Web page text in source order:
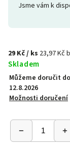
Jsme vám k
29 Kč/ ks 23,97 Kč
Skladem
Můžeme doručit
12.8.2026
Možnosti doručení